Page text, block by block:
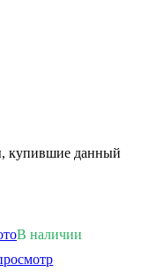
купившие данный
В наличии